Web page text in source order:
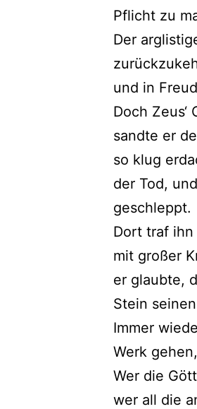
Pflicht zu
Der
und in
Doch
sandte er
so klug
der Tod,
geschleppt.
Dort traf
mit großer
er glaubte,
Stein
Immer
Werk
Wer die
wer all die